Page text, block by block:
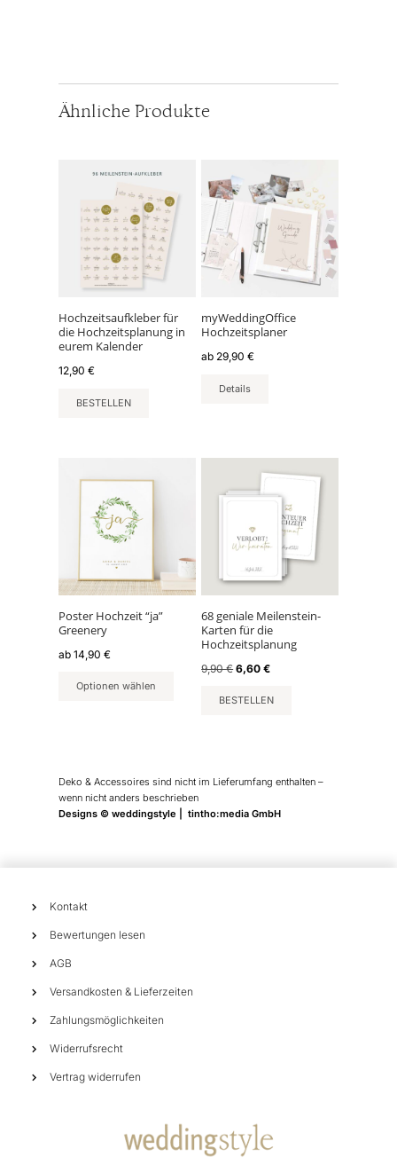
Ähnliche Produkte
Hochzeitsaufkleber für
die Hochzeitsplanung in
eurem Kalender
12,90 €
BESTELLEN
myWeddingOffice
Hochzeitsplaner
ab 29,90€
Details
Produkt
weist
mehrere
Varianten
auf.
können
auf
der
gewählt
Poster Hochzeit “ja”
Greenery
ab 14,90 €
Optionen wählen
Produkt
mehrere
Varianten
Die
Optionen
können
auf
der
gewählt
68 geniale Meilenstein-
Karten für die
Hochzeitsplanung
9,90€Ursprünglicher
war:
6,60€Aktueller
ist:
BESTELLEN
Deko & Accessoires sind nicht im Lieferumfang enthalten –
wenn nicht anders beschrieben
Designs © weddingstyle | tintho:media GmbH
Kontakt
Bewertungen lesen
AGB
Versandkosten & Lieferzeiten
Zahlungsmöglichkeiten
Widerrufsrecht
Vertrag widerrufen